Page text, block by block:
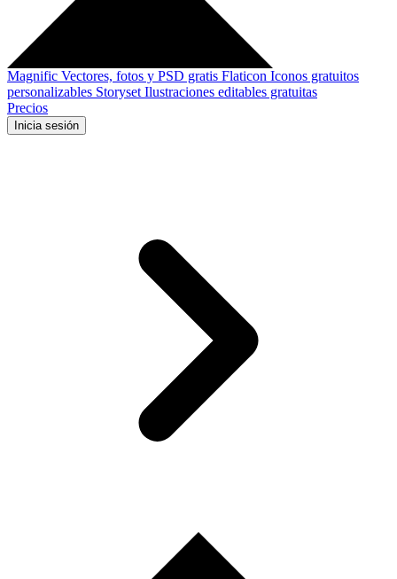
Magnific Vectores, fotos y PSD gratis Flaticon Iconos gratuitos
personalizables Storyset Ilustraciones editables gratuitas
Precios
Inicia sesión